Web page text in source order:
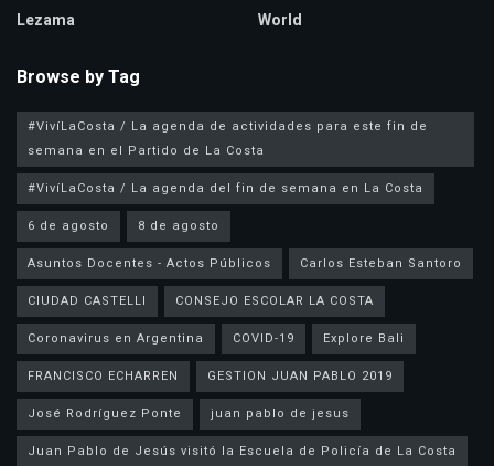
Lezama
World
Browse by Tag
#VivíLaCosta / La agenda de actividades para este fin de
semana en el Partido de La Costa
#VivíLaCosta / La agenda del fin de semana en La Costa
6 de agosto
8 de agosto
Asuntos Docentes - Actos Públicos
Carlos Esteban Santoro
CIUDAD CASTELLI
CONSEJO ESCOLAR LA COSTA
Coronavirus en Argentina
COVID-19
Explore Bali
FRANCISCO ECHARREN
GESTION JUAN PABLO 2019
José Rodríguez Ponte
juan pablo de jesus